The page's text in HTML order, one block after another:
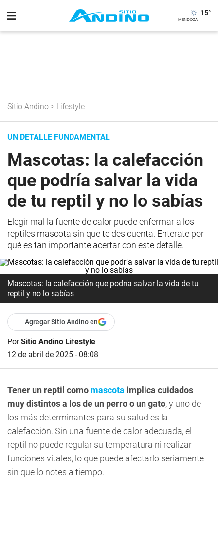
15°
Sitio Andino > Lifestyle
UN DETALLE FUNDAMENTAL
Mascotas: la calefacción
que podría salvar la vida
de tu reptil y no lo sabías
Elegir mal la fuente de calor puede enfermar a los
reptiles mascota sin que te des cuenta. Enterate por
qué es tan importante acertar con este detalle.
Mascotas: la calefacción que podría salvar la vida de tu
reptil y no lo sabías
Agregar Sitio Andino en
PorSitio Andino Lifestyle
12 de abril de 2025 - 08:08
Tener un reptil como mascota implica cuidados
muy distintos a los de un perro o un gato, y uno de
los más determinantes para su salud es la
calefacción. Sin una fuente de calor adecuada, el
reptil no puede regular su temperatura ni realizar
funciones vitales, lo que puede afectarlo seriamente
sin que lo notes a tiempo.